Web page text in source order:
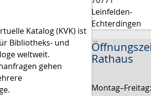
Katalog (KVK) ist
Bibliotheks- und
weltweit.
gehen
Leinfelden-
Echterdingen
Rathaus